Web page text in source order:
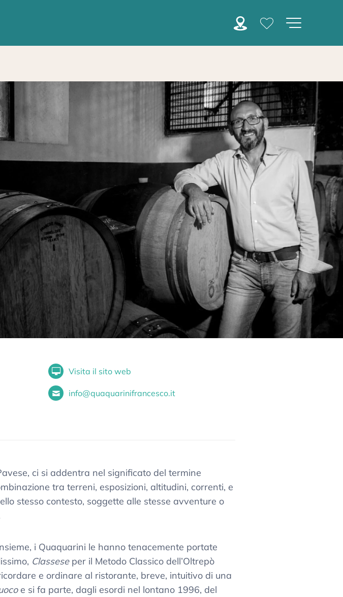
Visita il sito web
info@quaquarinifrancesco.it
ci si addentra nel significato del termine
tra terreni, esposizioni, altitudini, correnti, e
stesso contesto, soggette alle stesse avventure o
i Quaquarini le hanno tenacemente portate
Classeseper il Metodo Classico dell’Oltrepò
e ordinare al ristorante, breve, intuitivo di una
e si fa parte, dagli esordi nel lontano 1996, del